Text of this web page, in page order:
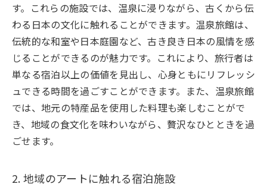
す。これらの施設では、温泉に浸りながら、古くから伝
わる日本の文化に触れることができます。温泉旅館は、
伝統的な和室や日本庭園など、古き良き日本の風情を感
じることができるのが魅力です。これにより、旅行者は
単なる宿泊以上の価値を見出し、心身ともにリフレッシ
ュできる時間を過ごすことができます。また、温泉旅館
では、地元の特産品を使用した料理も楽しむことがで
き、地域の食文化を味わいながら、贅沢なひとときを過
ごせます。
2. 地域のアートに触れる宿泊施設